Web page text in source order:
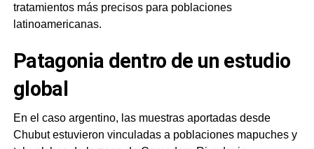
tratamientos más precisos para poblaciones
latinoamericanas.
Patagonia dentro de un estudio
global
En el caso argentino, las muestras aportadas desde
Chubut estuvieron vinculadas a poblaciones mapuches y